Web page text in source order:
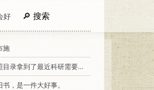
好 搜索
施
录拿到了最近科研需要的材料！
，是一件大好事。